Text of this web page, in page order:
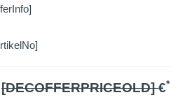
[DECOFFERPRICEOLD]€*